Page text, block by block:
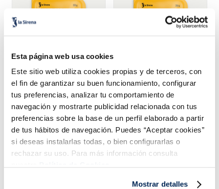
Esta página web usa cookies
Este sitio web utiliza cookies propias y de terceros, con
el fin de garantizar su buen funcionamiento, configurar
tus preferencias, analizar tu comportamiento de
navegación y mostrarte publicidad relacionada con tus
preferencias sobre la base de un perfil elaborado a partir
de tus hábitos de navegación. Puedes “Aceptar cookies”
si deseas instalarlas todas, o bien configurarlas o
rechazar su uso. Para más información consulta
Mostrar detalles
Tallarines Carbonara
2,99 € Bandeja 350g
Añadir
Spaghetti boloñesa
2,99 € Bandeja 350g
Añadir